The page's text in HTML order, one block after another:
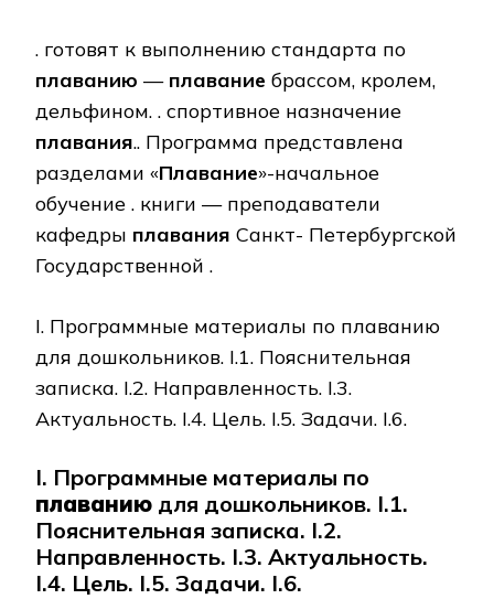
. готовят к выполнению стандарта по
плаванию — плавание брассом, кролем,
дельфином. . спортивное назначение
плавания.. Программа представлена
разделами «Плавание»-начальное
обучение . книги — преподаватели
кафедры плавания Санкт- Петербургской
Государственной .
I. Программные материалы по плаванию
для дошкольников. I.1. Пояснительная
записка. I.2. Направленность. I.3.
Актуальность. I.4. Цель. I.5. Задачи. I.6.
I. Программные материалы по
плаванию для дошкольников. I.1.
Пояснительная записка. I.2.
Направленность. I.3. Актуальность.
I.4. Цель. I.5. Задачи. I.6.